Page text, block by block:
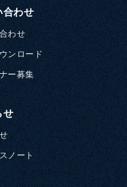
合わせ
わせ
ンロード
ー募集
せ
ノート